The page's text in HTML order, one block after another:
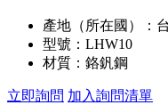
產地（所在國）：
型號： LHW10
材質： 鉻釩鋼
立即詢問 加入詢問清單